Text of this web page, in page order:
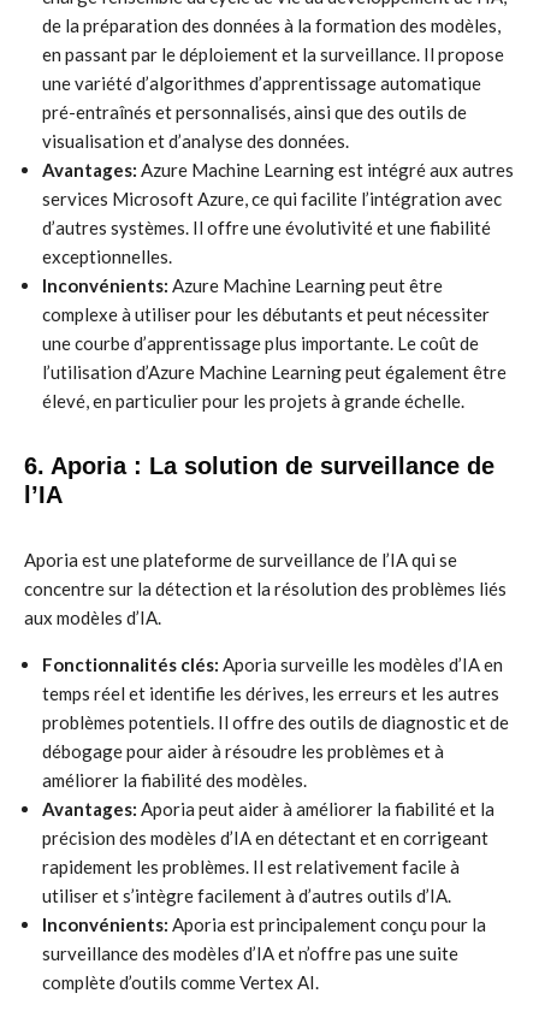
de la préparation des données à la formation des modèles,
en passant par le déploiement et la surveillance. Il propose
une variété d’algorithmes d’apprentissage automatique
pré-entraînés et personnalisés, ainsi que des outils de
visualisation et d’analyse des données.
Avantages: Azure Machine Learning est intégré aux autres
services Microsoft Azure, ce qui facilite l’intégration avec
d’autres systèmes. Il offre une évolutivité et une fiabilité
exceptionnelles.
Inconvénients: Azure Machine Learning peut être
complexe à utiliser pour les débutants et peut nécessiter
une courbe d’apprentissage plus importante. Le coût de
l’utilisation d’Azure Machine Learning peut également être
élevé, en particulier pour les projets à grande échelle.
6. Aporia : La solution de surveillance de
l’IA
Aporia est une plateforme de surveillance de l’IA qui se
concentre sur la détection et la résolution des problèmes liés
aux modèles d’IA.
Fonctionnalités clés: Aporia surveille les modèles d’IA en
temps réel et identifie les dérives, les erreurs et les autres
problèmes potentiels. Il offre des outils de diagnostic et de
débogage pour aider à résoudre les problèmes et à
améliorer la fiabilité des modèles.
Avantages: Aporia peut aider à améliorer la fiabilité et la
précision des modèles d’IA en détectant et en corrigeant
rapidement les problèmes. Il est relativement facile à
utiliser et s’intègre facilement à d’autres outils d’IA.
Inconvénients: Aporia est principalement conçu pour la
surveillance des modèles d’IA et n’offre pas une suite
complète d’outils comme Vertex AI.